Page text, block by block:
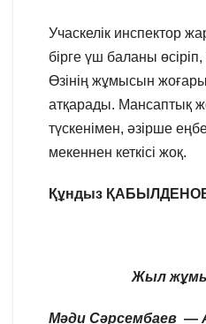
Учаскелік инспектор
бірге үш баланы
Өзінің жұмысын
атқарады. Мансаптық
түскенімен, әзірше
мекеннен кеткісі жоқ.
Құндыз
Жыл
Мәди Сәрсембаев —